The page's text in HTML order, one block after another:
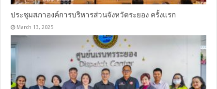
ประชุมสภาองค์การบริหารส่วนจังหวัดระยอง ครั้งแรก
March 13, 2025